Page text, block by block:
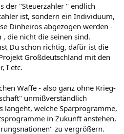
der "Steuerzahler " endlich
ist, sondern ein Individuum,
Dinheiros abgezogen werden -
die nicht die seinen sind.
Du schon richtig, dafür ist die
Großdeutschland mit den
I etc.
Waffe - also ganz ohne Krieg-
unmißverständlich
langeht, welche Sparprogramme,
in Zukunft anstehen,
zu vergrößern.